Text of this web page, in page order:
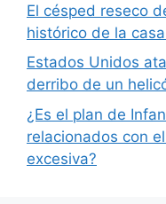
El césped reseco
histórico de la
Estados Unidos
derribo de un
¿Es el plan de
relacionados con
excesiva?